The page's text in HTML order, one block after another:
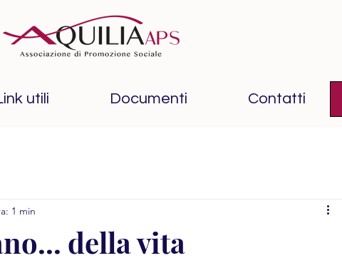
utili Documenti Contatti
della vita
1 min